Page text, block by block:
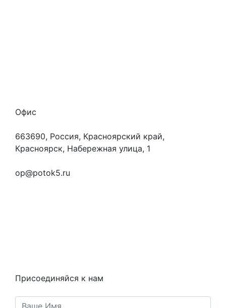
Офис
663690, Россия, Красноярский край,
Красноярск, Набережная улица, 1
op@potok5.ru
Присоединяйся к нам